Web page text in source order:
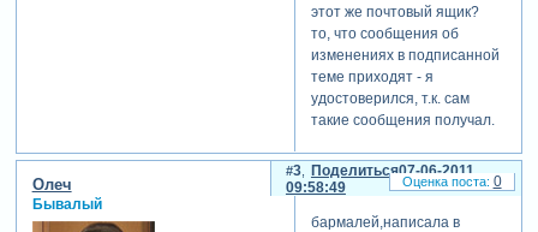
этот же почтовый ящик?
то, что сообщения об
изменениях в подписанной
теме приходят - я
удостоверился, т.к. сам
такие сообщения получал.
Поделиться
3
07-06-2011
09:58:49
Олеч
Бывалый
бармалей,написала в
0